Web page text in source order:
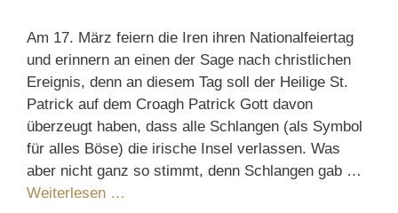
Am 17. März feiern die Iren ihren Nationalfeiertag
und erinnern an einen der Sage nach christlichen
Ereignis, denn an diesem Tag soll der Heilige St.
Patrick auf dem Croagh Patrick Gott davon
überzeugt haben, dass alle Schlangen (als Symbol
für alles Böse) die irische Insel verlassen. Was
aber nicht ganz so stimmt, denn Schlangen gab …
Weiterlesen …